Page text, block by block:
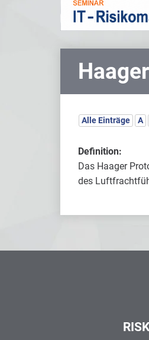
Alle Einträge A
Definition:
Das Haager
des